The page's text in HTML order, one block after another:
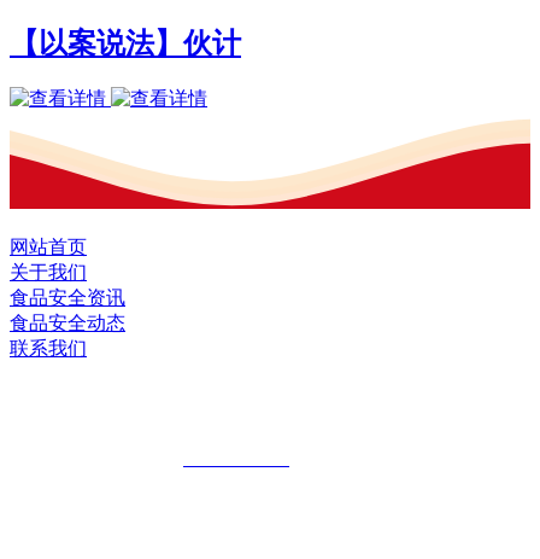
【以案说法】伙计
网站首页
关于我们
食品安全资讯
食品安全动态
联系我们